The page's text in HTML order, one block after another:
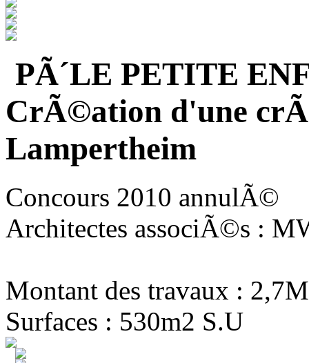
PÃ´LE PETITE
CrÃ©ation d'une
Lampertheim
Concours 2010 annulÃ©
Architectes associÃ©s :
Montant des travaux :
Surfaces : 530m2 S.U